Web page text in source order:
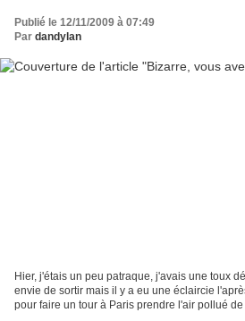
Publié le 12/11/2009 à 07:49
Par dandylan
Hier, j'étais un peu patraque, j'avais une toux
envie de sortir mais il y a eu une éclaircie
pour faire un tour à Paris prendre l'air pollué